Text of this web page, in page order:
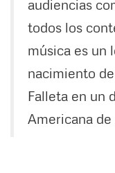
audiencias
todos los
música es un
nacimiento
Falleta en un
Americana de